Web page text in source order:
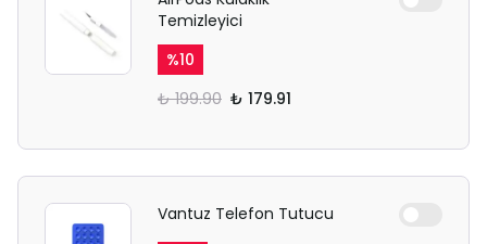
Temizleyici
%10
₺ 199.90 ₺ 179.91
Vantuz Telefon Tutucu